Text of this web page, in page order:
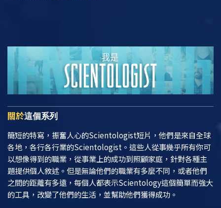
關於這個系列
簡短的特寫，振奮人心的Scientologist短片，他們是來自全球
各地，各行各行業的Scientologist。這些人從事幾乎所有你可
以想像得到的職業，從事業上的成功到照顧家庭，針對各種主
題提供個人敘述。但是無論他們的職業有多麼不同，或者他們
之間的距離有多遠，每個人都表示Scientology這個簡單而強大
的工具，改變了他們的生活，並幫助他們獲得成功。